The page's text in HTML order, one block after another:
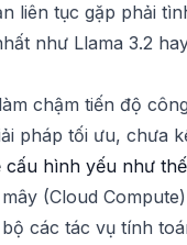
liên tục gặp phải
như Llama 3.2
chậm tiến độ
pháp tối ưu, chưa
cấu hình yếu như
(Cloud
các tác vụ tính